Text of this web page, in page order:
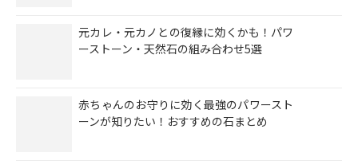
元カレ・元カノとの復縁に効くかも！パワ
ーストーン・天然石の組み合わせ5選
赤ちゃんのお守りに効く最強のパワースト
ーンが知りたい！おすすめの石まとめ